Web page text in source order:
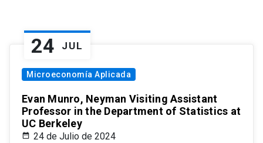
24 JUL
Microeconomía Aplicada
Evan Munro, Neyman Visiting Assistant
Professor in the Department of Statistics at
UC Berkeley
24 de Julio de 2024